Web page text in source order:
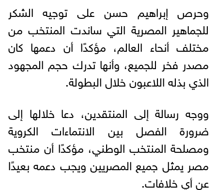
وحرص إبراهيم حسن على توجيه الشكر
للجماهير المصرية التي ساندت المنتخب من
مختلف أنحاء العالم، مؤكدًا أن دعمها كان
مصدر فخر للجميع، وأنها تدرك حجم المجهود
الذي بذله اللاعبون خلال البطولة.
ووجه رسالة إلى المنتقدين، دعا خلالها إلى
ضرورة الفصل بين الانتماءات الكروية
ومصلحة المنتخب الوطني، مؤكدًا أن منتخب
مصر يمثل جميع المصريين ويجب دعمه بعيدًا
عن أي خلافات.